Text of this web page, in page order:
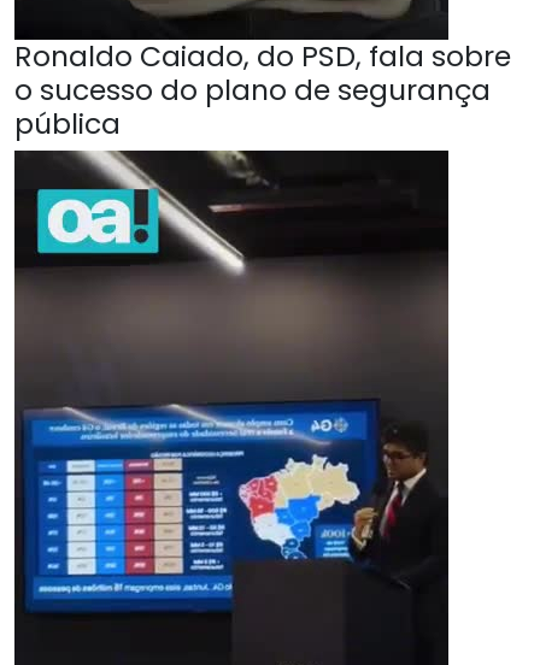
Ronaldo Caiado, do PSD, fala sobre
o sucesso do plano de segurança
pública